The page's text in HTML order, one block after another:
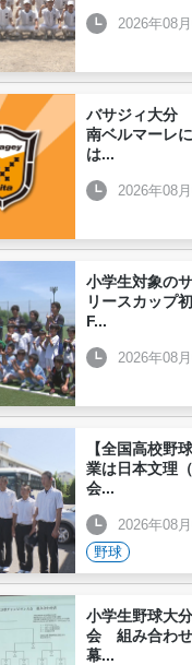
2026年08
バサジィ大分
南ベルマーレ
は...
2026年08
小学生対象の
リースカップ
F...
2026年08
【全国高校野
業は日本文理
会...
2026年08
野球
小学生野球大
会 組み合わ
幕...